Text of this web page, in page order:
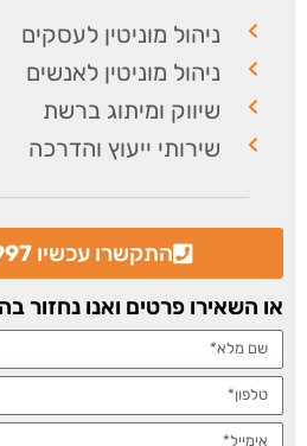
ניהול מוניטין לעסקים
ניהול מוניטין לאנשים
שיווק ומיתוג ברשת
שירותי ייעוץ והדרכה
התקשרו עכשיו
או השאירו פרטים ואנו נחזור